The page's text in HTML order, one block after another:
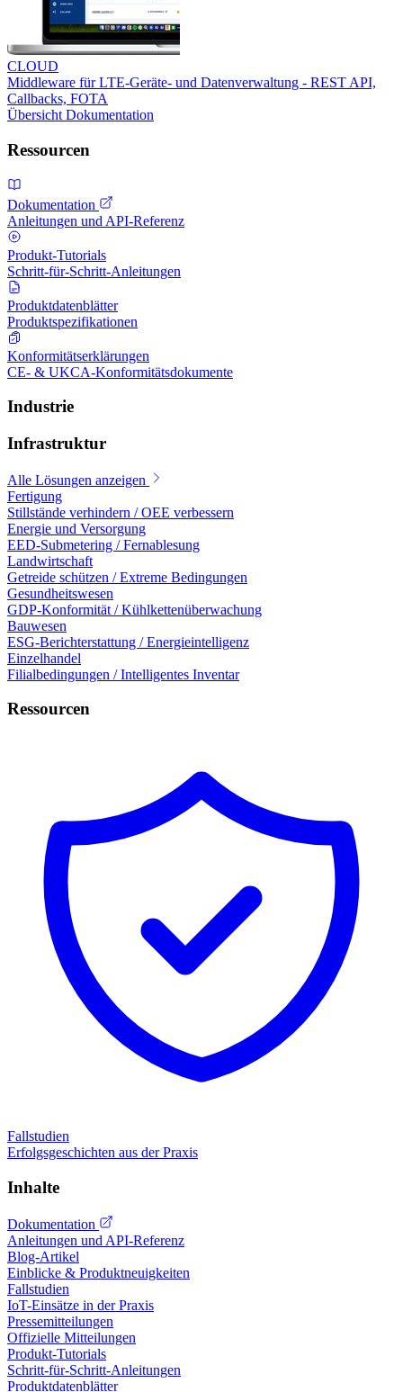
CLOUD
Middleware für LTE-Geräte- und Datenverwaltung - REST API,
Callbacks, FOTA
Übersicht Dokumentation
Ressourcen
Dokumentation
Anleitungen und API-Referenz
Produkt-Tutorials
Schritt-für-Schritt-Anleitungen
Produktdatenblätter
Produktspezifikationen
Konformitätserklärungen
CE- & UKCA-Konformitätsdokumente
Industrie
Infrastruktur
Alle Lösungen anzeigen
Fertigung
Stillstände verhindern / OEE verbessern
Energie und Versorgung
EED-Submetering / Fernablesung
Landwirtschaft
Getreide schützen / Extreme Bedingungen
Gesundheitswesen
GDP-Konformität / Kühlkettenüberwachung
Bauwesen
ESG-Berichterstattung / Energieintelligenz
Einzelhandel
Filialbedingungen / Intelligentes Inventar
Ressourcen
Fallstudien
Erfolgsgeschichten aus der Praxis
Inhalte
Dokumentation
Anleitungen und API-Referenz
Blog-Artikel
Einblicke & Produktneuigkeiten
Fallstudien
IoT-Einsätze in der Praxis
Pressemitteilungen
Offizielle Mitteilungen
Produkt-Tutorials
Schritt-für-Schritt-Anleitungen
Produktdatenblätter